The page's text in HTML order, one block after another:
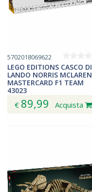
5702018069622
LEGO EDITIONS CASCO DI
LANDO NORRIS MCLAREN
MASTERCARD F1 TEAM
43023
€ 89,99 Acquista